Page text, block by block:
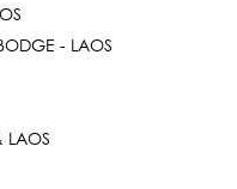
- LAOS
LAOS